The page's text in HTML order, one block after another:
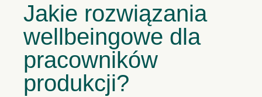
Jakie rozwiązania
wellbeingowe dla
pracowników
produkcji?